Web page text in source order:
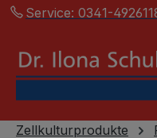
Zur
Service: 0341-
Zellkulturprodukte